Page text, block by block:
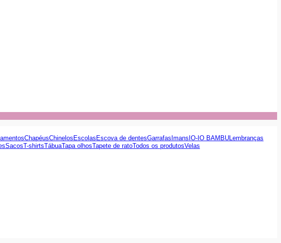
ChapéusChinelos Escolas Escova de dentesGarrafas Imans IO-IO BAMBU Lembranças
SacosT-shirtsTábuaTapa olhosTapete de ratoTodos os produtosVelas